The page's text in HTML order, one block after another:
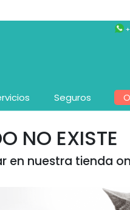
Seguros
NO EXISTE
en nuestra tienda